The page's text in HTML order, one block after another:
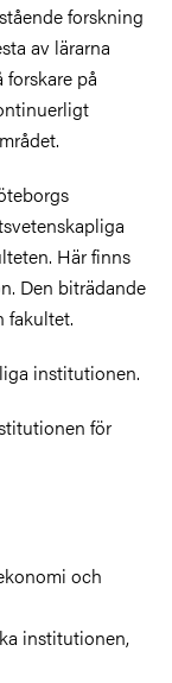
forskning
av lärarna
på
Här finns
Den biträdande
fakultet.
institutionen.
för
och
institutionen,